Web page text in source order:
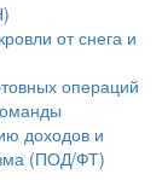
от снега и
операций
доходов и
(ПОД/ФТ)